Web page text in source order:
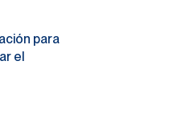
para
el